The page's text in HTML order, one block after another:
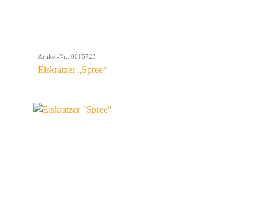
Artikel-Nr.: 0015723
Eiskratzer „Spree“